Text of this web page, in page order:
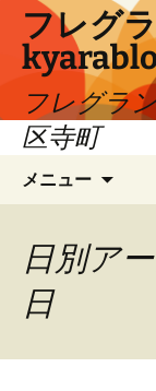
ツ
フレグ
フレグラ
区寺町
メニュー
日別ア
日